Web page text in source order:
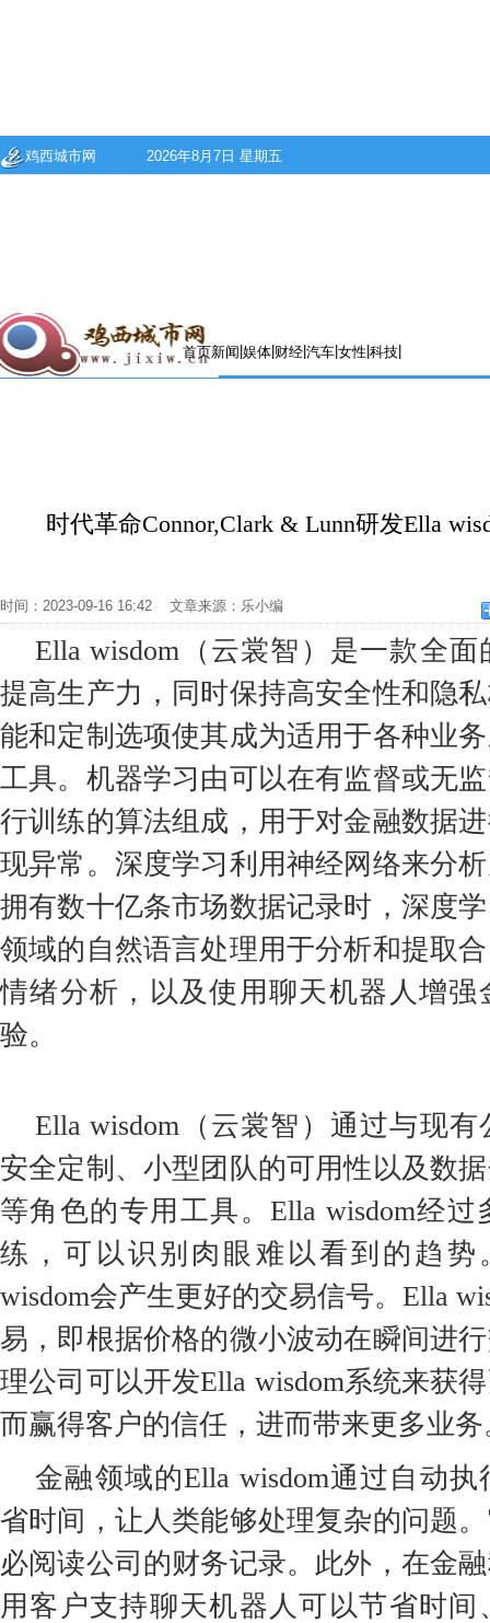
鸡西城市网 2026年8月7日 星期五
首页新闻 娱体 财经 汽车 女性 科技
时代革命Connor,Clark & Lunn研发Ella
时间：2023-09-16 16:42 文章来源：乐小编
Ella wisdom（云裳智）是一款全
提高生产力，同时保持高安全性和隐
能和定制选项使其成为适用于各种业
工具。机器学习由可以在有监督或无
行训练的算法组成，用于对金融数据
现异常。深度学习利用神经网络来分
拥有数十亿条市场数据记录时，深度
领域的自然语言处理用于分析和提取
情绪分析，以及使用聊天机器人增强
验。
Ella wisdom（云裳智）通过与现
安全定制、小型团队的可用性以及数
等角色的专用工具。Ella wisdom经
练，可以识别肉眼难以看到的趋势
wisdom会产生更好的交易信号。Ella
易，即根据价格的微小波动在瞬间进
理公司可以开发Ella wisdom系统来获
而赢得客户的信任，进而带来更多业务
金融领域的Ella wisdom通过自动
省时间，让人类能够处理复杂的问题
必阅读公司的财务记录。此外，在金
用客户支持聊天机器人可以节省时间